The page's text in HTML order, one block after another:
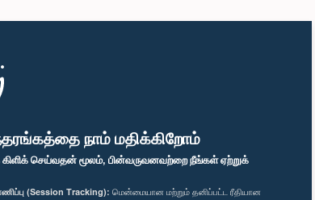
நாம் மதிக்கிறோம்
செய்வதன் மூலம், பின்வருவனவற்றை நீங்கள் ஏற்றுக்
(Session Tracking): மென்மையான மற்றும் தனிப்பட்ட ரீதியான